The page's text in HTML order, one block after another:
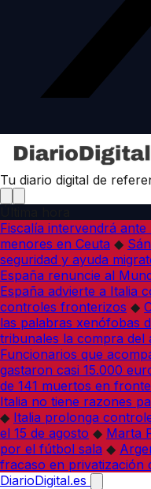
Tu diario digital de
Fiscalía intervendrá
menores en Ceuta ◆
seguridad y ayuda
España renuncie al
España advierte a Italia
controles fronterizos ◆
las palabras xenófobas
tribunales la compra del
Funcionarios que
gastaron casi 15.000
de 141 muertos en
Italia no tiene razones
◆ Italia prolonga
el 15 de agosto ◆ Marta
por el fútbol sala ◆
fracaso en privatización
DiarioDigital.es